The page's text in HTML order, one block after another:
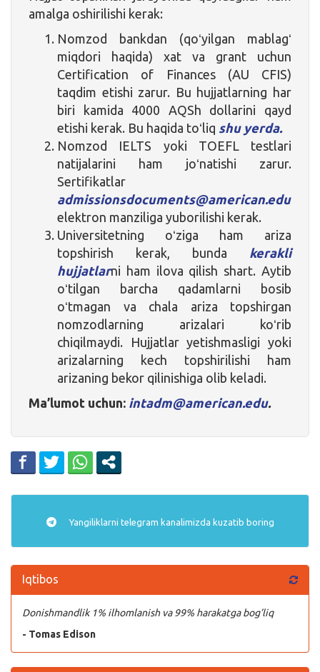
amalga oshirilishi kerak:
Nomzod bankdan (qoʻyilgan mablagʻ
miqdori haqida) xat va grant uchun
Certification of Finances (AU CFIS)
taqdim etishi zarur. Bu hujjatlarning har
biri kamida 4000 AQSh dollarini qayd
etishi kerak. Bu haqida toʻliq shu yerda.
Nomzod IELTS yoki TOEFL testlari
natijalarini ham joʻnatishi zarur.
Sertifikatlar
admissionsdocuments@american.edu
elektron manziliga yuborilishi kerak.
Universitetning oʻziga ham ariza
topshirish kerak, bunda kerakli
hujjatlarni ham ilova qilish shart. Aytib
oʻtilgan barcha qadamlarni bosib
oʻtmagan va chala ariza topshirgan
nomzodlarning arizalari koʻrib
chiqilmaydi. Hujjatlar yetishmasligi yoki
arizalarning kech topshirilishi ham
arizaning bekor qilinishiga olib keladi.
Ma’lumot uchun: intadm@american.edu.
Yangiliklarni telegram kanalimizda kuzatib boring
Iqtibos
Donishmandlik 1% ilhomlanish va 99% harakatga bog’liq
- Tomas Edison